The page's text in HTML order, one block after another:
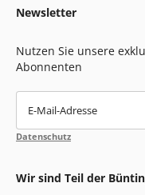
Newsletter
Nutzen Sie unsere
Abonnenten
E-Mail-Adresse
Datenschutz
Wir sind Teil der